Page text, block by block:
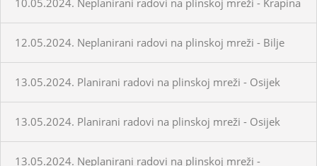
12.05.2024. Neplanirani radovi na plinskoj mreži - Bilje
13.05.2024. Planirani radovi na plinskoj mreži - Osijek
13.05.2024. Planirani radovi na plinskoj mreži - Osijek
13.05.2024. Neplanirani radovi na plinskoj mreži -